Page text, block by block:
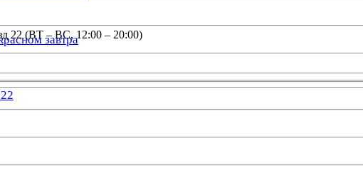
завтра
22 (ВТ – ВС, 12:00 – 20:00)